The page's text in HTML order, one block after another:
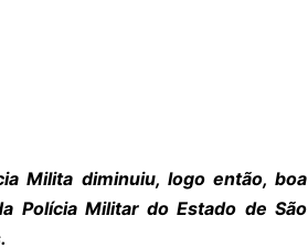
Milita diminuiu, logo então, boa
Polícia Militar do Estado de São